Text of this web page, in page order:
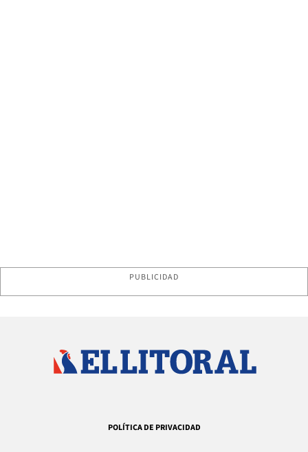
PUBLICIDAD
POLÍTICA DE PRIVACIDAD